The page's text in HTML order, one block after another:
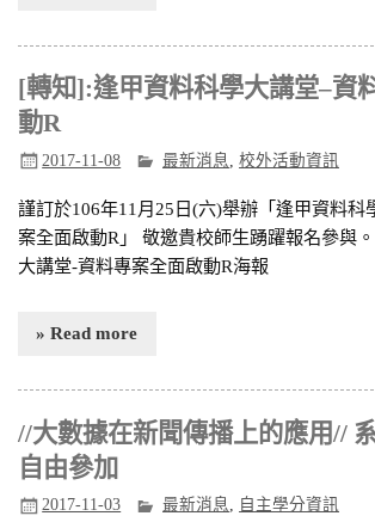
[轉知]:逢甲資料科學大講堂–資
動R
2017-11-08 最新消息 ,校外活動資訊
謹訂於106年11月25日(六)舉辦「逢甲資料科
案全面啟動R」 敬邀貴校師生踴躍報名參與
大講堂-資料專案全面啟動R海報
» Read more
//大數據在新聞傳播上的應用//
自由參加
2017-11-03 最新消息, 自主學分資訊